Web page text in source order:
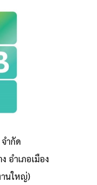
ำกัด
อำเภอเมือง
านใหญ่)